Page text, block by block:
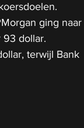
ging naar
93 dollar.
terwijl Bank